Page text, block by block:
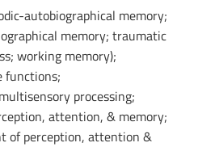
autobiographical memory;
memory; traumatic
working memory);
functions;
processing;
attention, & memory;
of perception, attention &